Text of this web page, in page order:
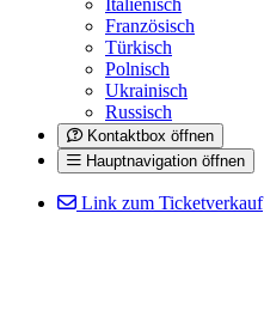
Italienisch
Französisch
Türkisch
Polnisch
Ukrainisch
Russisch
Kontaktbox öffnen
Hauptnavigation öffnen
Link zum Ticketverkauf